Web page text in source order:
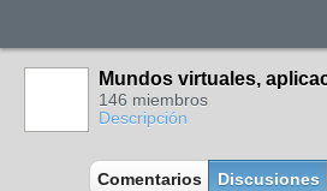
Mundos virtuales,
146 miembros
Descripción
Comentarios Discusiones